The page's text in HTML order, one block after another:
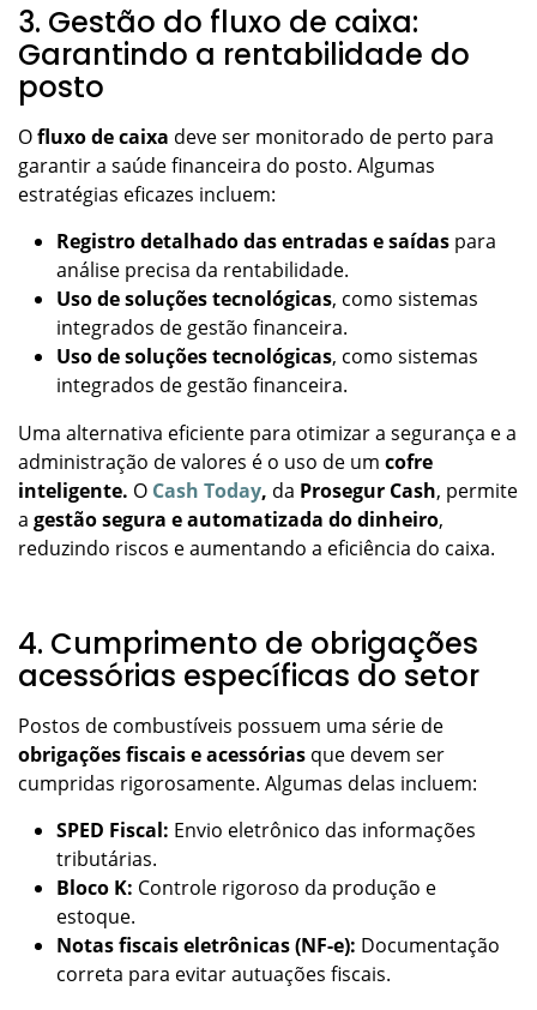
3. Gestão do fluxo de caixa:
Garantindo a rentabilidade do
posto
Ofluxo de caixa deve ser monitorado de perto para
garantir a saúde financeira do posto. Algumas
estratégias eficazes incluem:
Registro detalhado das entradas e saídas para
análise precisa da rentabilidade.
Uso de soluções tecnológicas, como sistemas
integrados de gestão financeira.
Uso de soluções tecnológicas, como sistemas
integrados de gestão financeira.
Uma alternativa eficiente para otimizar a segurança e a
administração de valores é o uso de um cofre
inteligente. O Cash Today, da Prosegur Cash, permite
a gestão segura e automatizada do dinheiro,
reduzindo riscos e aumentando a eficiência do caixa.
4. Cumprimento de obrigações
acessórias específicas do setor
Postos de combustíveis possuem uma série de
obrigações fiscais e acessórias que devem ser
cumpridas rigorosamente. Algumas delas incluem:
SPED Fiscal: Envio eletrônico das informações
tributárias.
Bloco K: Controle rigoroso da produção e
estoque.
Notas fiscais eletrônicas (NF-e): Documentação
correta para evitar autuações fiscais.